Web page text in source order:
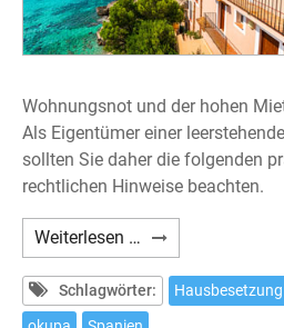
Wohnungsnot und der hohen
Als Eigentümer einer
sollten Sie daher die folgenden
rechtlichen Hinweise beachten.
Weiterlesen … Haus-
und
in
Schlagwörter: Hausbesetzung